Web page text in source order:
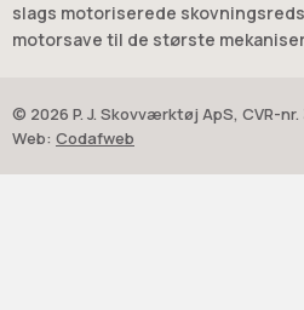
slags motoriserede
motorsave til de største
© 2026 P. J. Skovværktøj ApS, CVR-nr.
Web: Codafweb